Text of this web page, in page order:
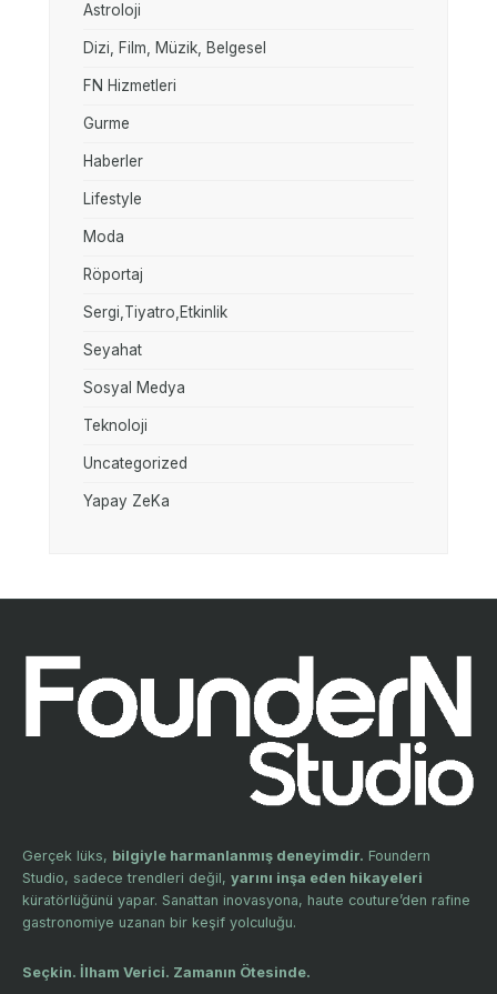
Astroloji
Dizi, Film, Müzik, Belgesel
FN Hizmetleri
Gurme
Haberler
Lifestyle
Moda
Röportaj
Sergi,Tiyatro,Etkinlik
Seyahat
Sosyal Medya
Teknoloji
Uncategorized
Yapay ZeKa
Gerçek lüks, bilgiyle harmanlanmış deneyimdir. Foundern
Studio, sadece trendleri değil, yarını inşa eden hikayeleri
küratörlüğünü yapar. Sanattan inovasyona, haute couture’den rafine
gastronomiye uzanan bir keşif yolculuğu.
Seçkin. İlham Verici. Zamanın Ötesinde.